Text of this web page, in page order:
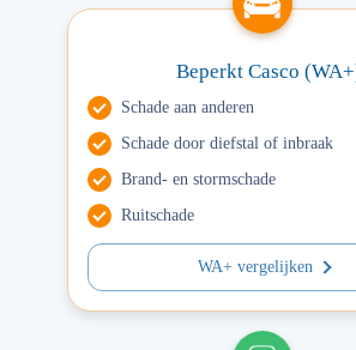
Beperkt Casco
Schade aan anderen
Schade door diefstal of inbraak
Brand- en stormschade
Ruitschade
WA+ vergelijken